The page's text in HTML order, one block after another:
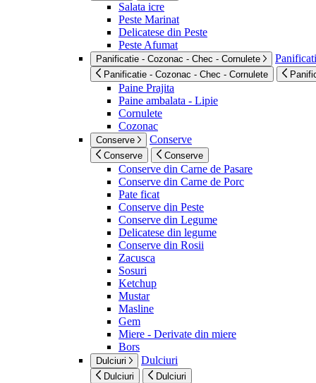
Salata icre
Peste Marinat
Delicatese din Peste
Peste Afumat
Panificatie - Cozonac - Chec - Cornulete
Panificatie - Cozonac - Chec - Cornulete
Paine Prajita
Paine ambalata - Lipie
Cornulete
Cozonac
Conserve Conserve
Conserve Conserve
Conserve din Carne de Pasare
Conserve din Carne de Porc
Pate ficat
Conserve din Peste
Conserve din Legume
Delicatese din legume
Conserve din Rosii
Zacusca
Sosuri
Ketchup
Mustar
Masline
Gem
Miere - Derivate din miere
Bors
Dulciuri Dulciuri
Dulciuri Dulciuri